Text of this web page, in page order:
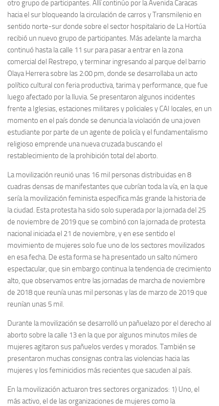
otro grupo de participantes. Allí continúo por la Avenida Caracas
hacia el sur bloqueando la circulación de carros y Transmilenio en
sentido norte-sur donde sobre el sector hospitalario de La Hortúa
recibió un nuevo grupo de participantes. Más adelante la marcha
continuó hasta la calle 11 sur para pasar a entrar en la zona
comercial del Restrepo, y terminar ingresando al parque del barrio
Olaya Herrera sobre las 2:00 pm, donde se desarrollaba un acto
político cultural con feria productiva, tarima y performance, que fue
luego afectado por la lluvia. Se presentaron algunos incidentes
frente a Iglesias, estaciones militares y policiales y CAI locales, en un
momento en el país donde se denuncia la violación de una joven
estudiante por parte de un agente de policía y el fundamentalismo
religioso emprende una nueva cruzada buscando el
restablecimiento de la prohibición total del aborto.
La movilización reunió unas 16 mil personas distribuidas en 8
cuadras densas de manifestantes que cubrían toda la vía, en la que
sería la movilización feminista específica más grande la historia de
la ciudad. Esta protesta ha sido solo superada por la jornada del 25
de noviembre de 2019 que se combinó con la jornada de protesta
nacional iniciada el 21 de noviembre, y en ese sentido el
movimiento de mujeres solo fue uno de los sectores movilizados
en esa fecha. De esta forma se ha presentado un salto número
espectacular, que sin embargo continua la tendencia de crecimiento
alto, que observamos entre las jornadas de marcha de noviembre
de 2018 que reunía unas mil personas y las de marzo de 2019 que
reunían unas 5 mil.
Durante la movilización se desarrolló un pañuelazo por el derecho al
aborto sobre la calle 13 en la que por algunos minutos miles de
mujeres agitaron sus pañuelos verdes y morados. También se
presentaron muchas consignas contra las violencias hacia las
mujeres y los feminicidios más recientes que sacuden al país.
En la movilización actuaron tres sectores organizados: 1) Uno, el
más activo, el de las organizaciones de mujeres como la